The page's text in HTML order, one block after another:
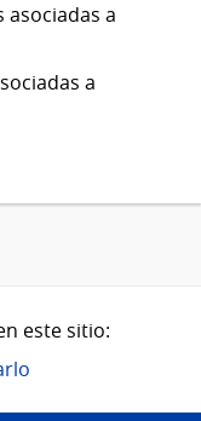
asociadas a
a
este sitio: